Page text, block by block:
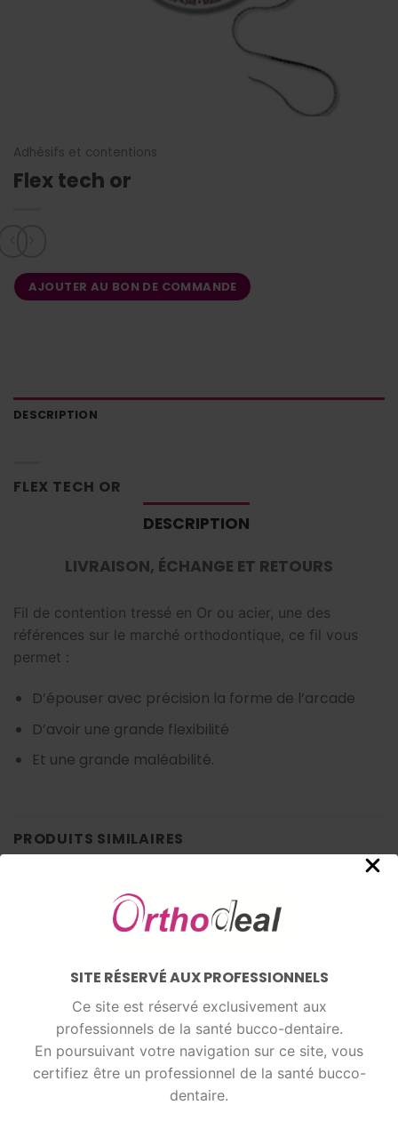
SITE RÉSERVÉ AUX PROFESSIONNELS
Ce site est réservé exclusivement aux
professionnels de la santé bucco-dentaire.
En poursuivant votre navigation sur ce site, vous
certifiez être un professionnel de la santé bucco-
dentaire.
Adhésifs et contentions
Flex tech or
AJOUTER AU BON DE COMMANDE
DESCRIPTION
FLEX TECH OR
DESCRIPTION
LIVRAISON, ÉCHANGE ET RETOURS
Fil de contention tressé en Or ou acier, une des
références sur le marché orthodontique, ce fil vous
permet :
D’épouser avec précision la forme de l’arcade
D’avoir une grande flexibilité
Et une grande maléabilité.
PRODUITS SIMILAIRES
ADHÉSIFS ET CONTENTIONS